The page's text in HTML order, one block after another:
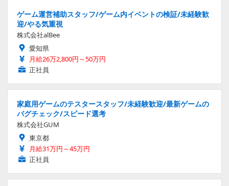
ゲーム運営補助スタッフ/ゲーム内イベントの検証/未経験歓
迎/やる気重視
株式会社alBee
愛知県
月給26万2,800円～50万円
正社員
家庭用ゲームのテスタースタッフ/未経験歓迎/最新ゲームの
バグチェック/スピード選考
株式会社GUM
東京都
月給31万円～45万円
正社員